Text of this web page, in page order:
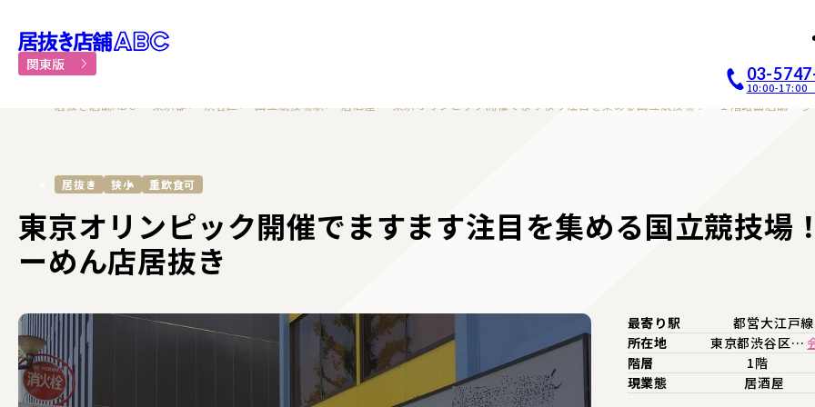
居抜き物件・貸店舗での飲食店開業｜居抜き店舗ABCホー
関東版
03-
10:00-17:00
居抜き店舗ABC 東京都 渋谷区 国立競技場駅 居酒屋 東京オリンピック開催でますます注目を集める国立競技場！ １階路面店舗 ら
居抜き 狭小 重飲食可
東京オリンピック開催でますます注目を集める国立競技
ーめん店居抜き
最寄り駅
都営大江戸
所在地
東京都渋谷区…
階層
1階
現業態
居酒屋